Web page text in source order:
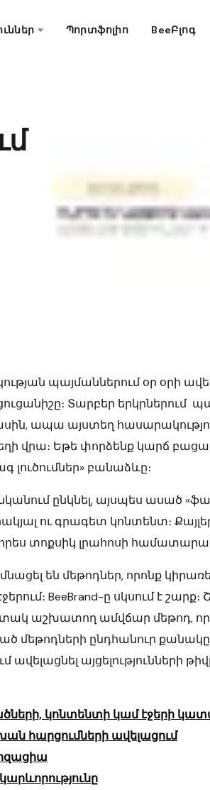
Պորտֆոլիո BeeԲլոգ
պայմաններում օր օրի
ցուցանիշը։ Տարբեր
ապա այստեղ
վրա։ Եթե փորձենք կարճ
լուծումներ» բանաձևը։
ընկնել, այսպես ասած
ու գրագետ կոնտենտ։
տոքսիկ լրահոսի
են մեթոդներ, որոնք
BeeBrand-ը սկսում է
աշխատող ամվճար մեթոդ,
մեթոդների ընդհանուր
ավելացնել այցելությունների
կոնտենտի կամ էջերի
հարցումների ավելացում